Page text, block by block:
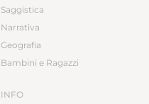
Saggistica
Narrativa
Geografia
Bambini e Ragazzi
INFO